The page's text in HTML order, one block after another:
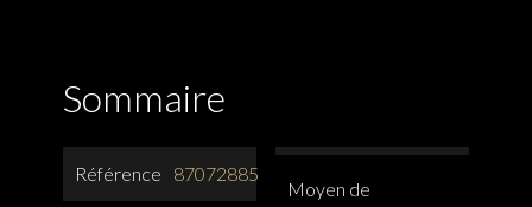
Sommaire
Référence 87072885
Moyen de